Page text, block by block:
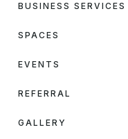
BUSINESS SERVICES
SPACES
EVENTS
REFERRAL
GALLERY